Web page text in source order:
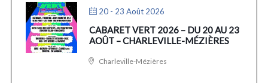
20 - 23 Août 2026
CABARET VERT 2026 – DU 20 AU 23
AOÛT – CHARLEVILLE-MÉZIÈRES
Charleville-Mézières